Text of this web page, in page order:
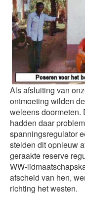
Als afsluiting van
ontmoeting wilden
weleens doormeten.
hadden daar
spanningsregulator
stelden dit opnieuw
geraakte reserve
WW-
afscheid van hen,
richting het westen.